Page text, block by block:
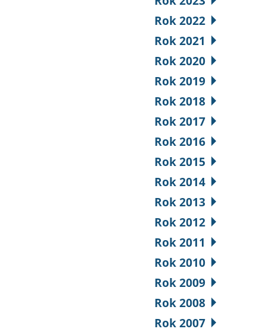
Rok 2022
Rok 2021
Rok 2020
Rok 2019
Rok 2018
Rok 2017
Rok 2016
Rok 2015
Rok 2014
Rok 2013
Rok 2012
Rok 2011
Rok 2010
Rok 2009
Rok 2008
Rok 2007